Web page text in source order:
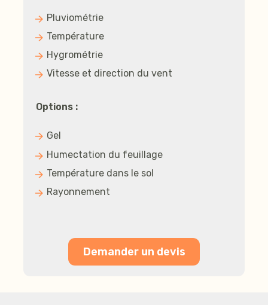
Pluviométrie
Température
Hygrométrie
Vitesse et direction du vent
Options :
Gel
Humectation du feuillage
Température dans le sol
Rayonnement
Demander un devis